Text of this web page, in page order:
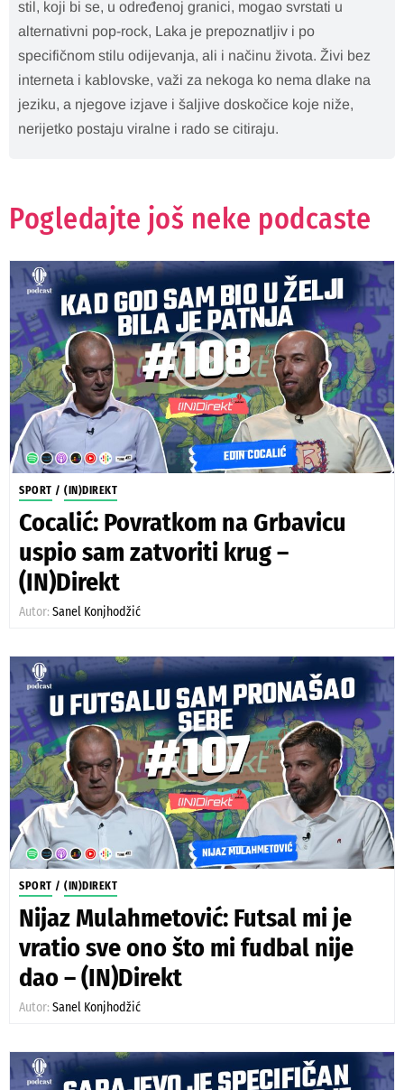
stil, koji bi se, u određenoj granici, mogao svrstati u
alternativni pop-rock, Laka je prepoznatljiv i po
specifičnom stilu odijevanja, ali i načinu života. Živi bez
interneta i kablovske, važi za nekoga ko nema dlake na
jeziku, a njegove izjave i šaljive doskočice koje niže,
nerijetko postaju viralne i rado se citiraju.
Pogledajte još neke podcaste
SPORT / (IN)DIREKT
Cocalić: Povratkom na Grbavicu
uspio sam zatvoriti krug –
(IN)Direkt
Autor: Sanel Konjhodžić
SPORT / (IN)DIREKT
Nijaz Mulahmetović: Futsal mi je
vratio sve ono što mi fudbal nije
dao – (IN)Direkt
Autor: Sanel Konjhodžić